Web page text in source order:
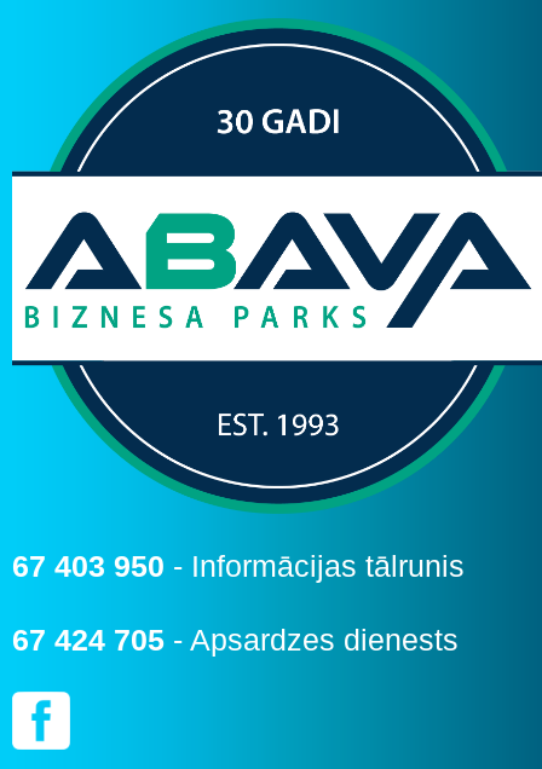
67 403 950 - Informācijas tālrunis
67 424 705 - Apsardzes dienests